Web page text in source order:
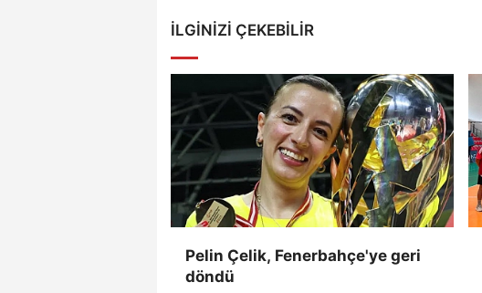
İLGINIZI ÇEKEBILIR
Pelin Çelik, Fenerbahçe'ye geri
döndü